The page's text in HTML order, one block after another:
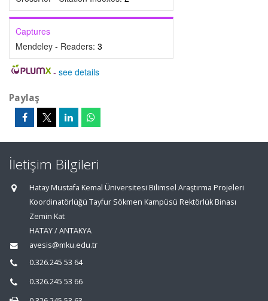
Captures
Mendeley - Readers: 3
- see details
Paylaş
İletişim Bilgileri
Hatay Mustafa Kemal Üniversitesi Bilimsel Araştırma Projeleri
Koordinatörlüğü Tayfur Sökmen Kampüsü Rektörlük Binası
Zemin Kat
HATAY / ANTAKYA
avesis@mku.edu.tr
0.326.245 53 64
0.326.245 53 66